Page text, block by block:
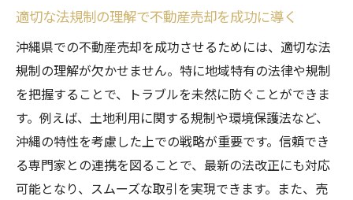
適切な法規制の理解で不動産売却を成功に導く
沖縄県での不動産売却を成功させるためには、適切な法
規制の理解が欠かせません。特に地域特有の法律や規制
を把握することで、トラブルを未然に防ぐことができま
す。例えば、土地利用に関する規制や環境保護法など、
沖縄の特性を考慮した上での戦略が重要です。信頼でき
る専門家との連携を図ることで、最新の法改正にも対応
可能となり、スムーズな取引を実現できます。また、売